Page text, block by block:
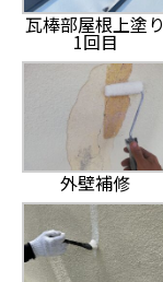
瓦棒部屋根上塗り
1回目
外壁補修